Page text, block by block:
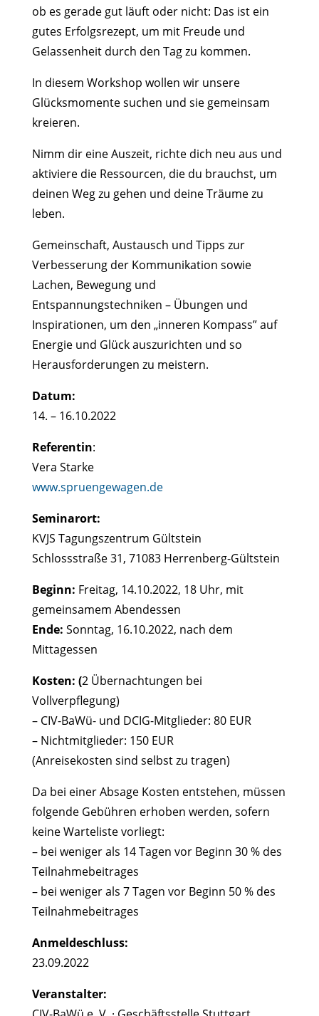
ob es gerade gut läuft oder nicht: Das ist ein
gutes Erfolgsrezept, um mit Freude und
Gelassenheit durch den Tag zu kommen.
In diesem Workshop wollen wir unsere
Glücksmomente suchen und sie gemeinsam
kreieren.
Nimm dir eine Auszeit, richte dich neu aus und
aktiviere die Ressourcen, die du brauchst, um
deinen Weg zu gehen und deine Träume zu
leben.
Gemeinschaft, Austausch und Tipps zur
Verbesserung der Kommunikation sowie
Lachen, Bewegung und
Entspannungstechniken – Übungen und
Inspirationen, um den „inneren Kompass” auf
Energie und Glück auszurichten und so
Herausforderungen zu meistern.
Datum:
14. – 16.10.2022
Referentin:
Vera Starke
www.spruengewagen.de
Seminarort:
KVJS Tagungszentrum Gültstein
Schlossstraße 31, 71083 Herrenberg-Gültstein
Beginn: Freitag, 14.10.2022, 18 Uhr, mit
gemeinsamem Abendessen
Ende: Sonntag, 16.10.2022, nach dem
Mittagessen
Kosten: (2 Übernachtungen bei
Vollverpflegung)
– CIV-BaWü- und DCIG-Mitglieder: 80 EUR
– Nichtmitglieder: 150 EUR
(Anreisekosten sind selbst zu tragen)
Da bei einer Absage Kosten entstehen, müssen
folgende Gebühren erhoben werden, sofern
keine Warteliste vorliegt:
– bei weniger als 14 Tagen vor Beginn 30 % des
Teilnahmebeitrages
– bei weniger als 7 Tagen vor Beginn 50 % des
Teilnahmebeitrages
Anmeldeschluss:
23.09.2022
Veranstalter: